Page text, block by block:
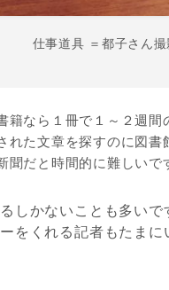
仕事道具 ＝都子さん撮
籍なら１冊で１～２週間
れた文章を探すのに図書
聞だと時間的に難しいで
かないことも多いで
をくれる記者もたま